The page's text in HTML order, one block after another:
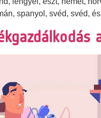
spanyol, svéd, svéd,